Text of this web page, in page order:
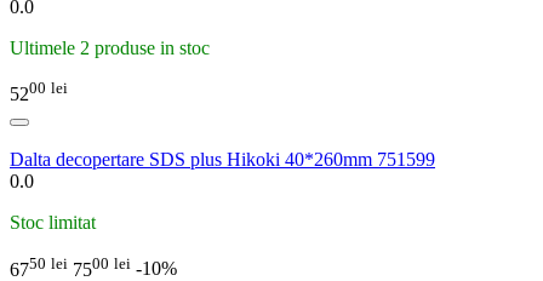
0.0
Ultimele 2 produse in stoc
5200 lei
Dalta decopertare SDS plus Hikoki 40*260mm 751599
0.0
Stoc limitat
6750 lei 7500 lei -10%